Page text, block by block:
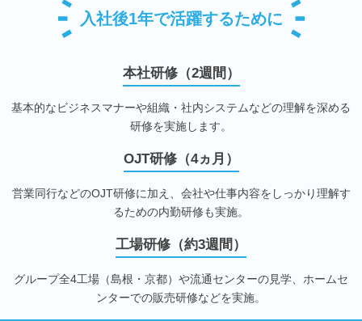
入社後1年で活躍するために
本社研修（2週間）
基本的なビジネスマナーや組織・社内システムなどの理解を深める
研修を実施します。
OJT研修（4ヵ月）
営業同行などのOJT研修に加え、会社や仕事内容をしっかり理解す
るための内勤研修も実施。
工場研修（約3週間）
グループ全4工場（島根・京都）や流通センターの見学、ホームセ
ンターでの販売研修などを実施。